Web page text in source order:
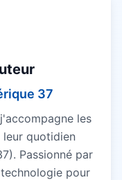
37
les
quotidien
Passionné par
pour